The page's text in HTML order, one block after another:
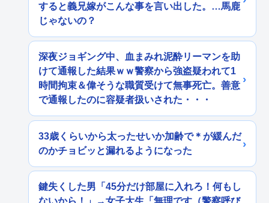
すると義兄嫁がこんな事を言い出した。…馬鹿
じゃないの？
深夜ジョギング中、血まみれ泥酔リーマンを助
けて通報した結果ｗｗ警察から強盗疑われて1
時間拘束＆偉そうな職質受けて無事死亡。善意
で通報したのに容疑者扱いされた・・・
33歳くらいから太ったせいか加齢で＊が緩んだ
のかチョビッと漏れるようになった
鍵失くした男「45分だけ部屋に入れろ！何もし
ないから！」→女子大生「無理です（警察呼び